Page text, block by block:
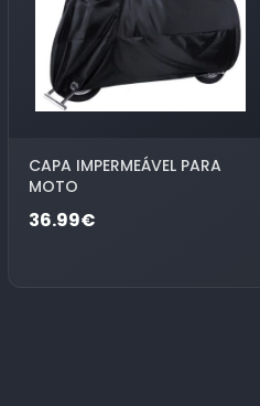
CAPA IMPERMEÁVEL PARA
MOTO
36.99€